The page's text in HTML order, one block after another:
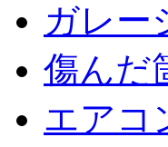
ガレー
傷んだ
エアコ